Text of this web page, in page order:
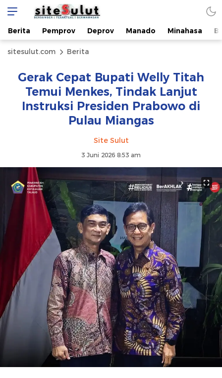
Berita Pemprov Deprov Manado Minahasa
sitesulut.com Berita
Gerak Cepat Bupati Welly Titah
Temui Menkes, Tindak Lanjut
Instruksi Presiden Prabowo di
Pulau Miangas
Site Sulut
3 Juni 2026 8:53 am